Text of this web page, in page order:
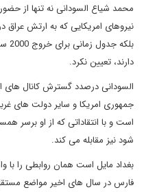
محمد شیاع السودانی نه تنها از
نیروهای امریکایی که به ارتش عراق
دارند، تعیین نکرد.
السودانی درصدد گسترش کانال های
جمهوری امریکا و سایر دولت های
است و با انتقاداتی که از او برسر
شود نیز مقابله می کند.
بغداد مایل است همان روابطی را
فارس در سال های اخیر مواضع